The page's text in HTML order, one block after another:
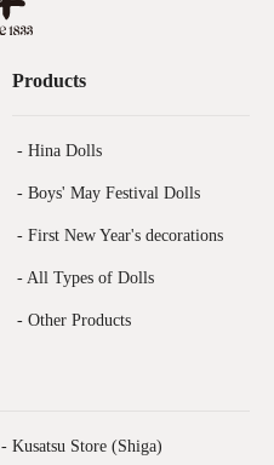
Products
- Hina Dolls
- Boys' May Festival Dolls
- First New Year's decorations
- All Types of Dolls
- Other Products
- Kusatsu Store (Shiga)